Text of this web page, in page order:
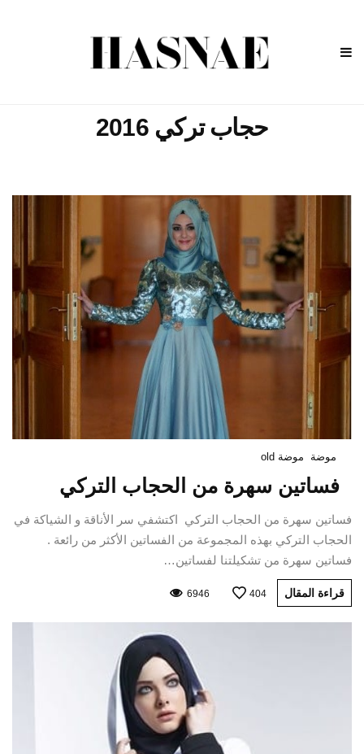
حجاب تركي 2016
موضة موضة old
فساتين سهرة من الحجاب التركي
فساتين سهرة من الحجاب التركي اكتشفي سر الأناقة و الشياكة في
الحجاب التركي بهذه المجموعة من الفساتين الأكثر من رائعة .
فساتين سهرة من تشكيلتنا لفساتين…
قراءة المقال 404
6946